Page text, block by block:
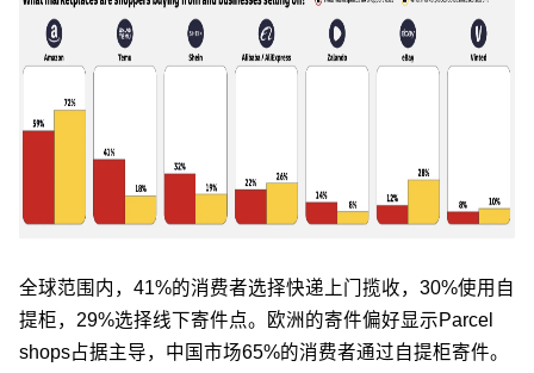
全球范围内，41%的消费者选择快递上门揽收，30%使用自
提柜，29%选择线下寄件点。欧洲的寄件偏好显示Parcel
shops占据主导，中国市场65%的消费者通过自提柜寄件。